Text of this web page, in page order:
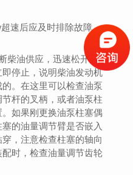
速后应及时排除故障
柴油供应，迅速松开高压
停止，说明柴油发动机
。在这里可以检查油泵
杆的叉柄，或者油泵柱
如果刚更换油泵柱塞偶
的油量调节臂是否嵌入
，注意检查柱塞的轴向
时，检查油量调节齿轮